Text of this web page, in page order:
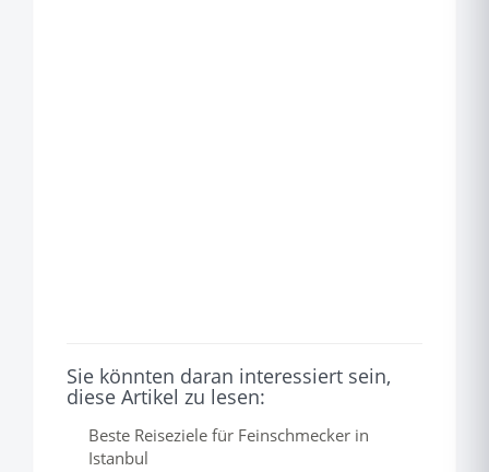
Sie könnten daran interessiert sein,
diese Artikel zu lesen:
Beste Reiseziele für Feinschmecker in
Istanbul